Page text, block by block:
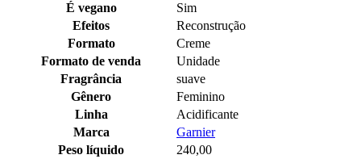
É vegano
Sim
Efeitos
Reconstrução
Formato
Creme
Formato de venda
Unidade
Fragrância
suave
Gênero
Feminino
Linha
Acidificante
Marca
Garnier
Peso líquido
240,00